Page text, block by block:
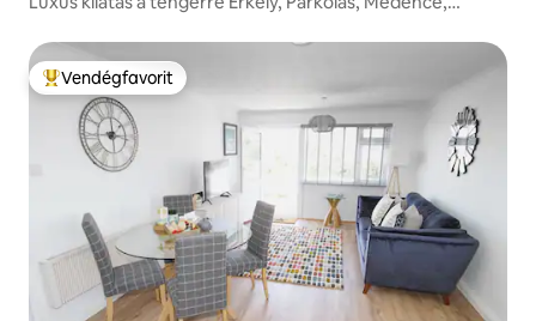
Kiemelt vendégfavorit
Vendégfavorit